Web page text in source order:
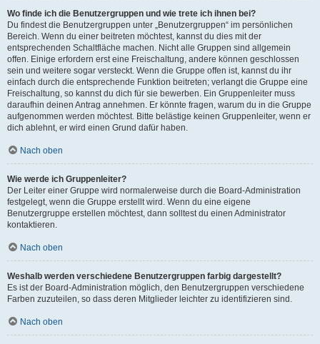
Wo finde ich die Benutzergruppen und wie trete ich ihnen bei?
Du findest die Benutzergruppen unter „Benutzergruppen“ im persönlichen
Bereich. Wenn du einer beitreten möchtest, kannst du dies mit der
entsprechenden Schaltfläche machen. Nicht alle Gruppen sind allgemein
offen. Einige erfordern erst eine Freischaltung, andere können geschlossen
sein und weitere sogar versteckt. Wenn die Gruppe offen ist, kannst du ihr
einfach durch die entsprechende Funktion beitreten; verlangt die Gruppe eine
Freischaltung, so kannst du dich für sie bewerben. Ein Gruppenleiter muss
daraufhin deinen Antrag annehmen. Er könnte fragen, warum du in die Gruppe
aufgenommen werden möchtest. Bitte belästige keinen Gruppenleiter, wenn er
dich ablehnt, er wird einen Grund dafür haben.
Nach oben
Wie werde ich Gruppenleiter?
Der Leiter einer Gruppe wird normalerweise durch die Board-Administration
festgelegt, wenn die Gruppe erstellt wird. Wenn du eine eigene
Benutzergruppe erstellen möchtest, dann solltest du einen Administrator
kontaktieren.
Nach oben
Weshalb werden verschiedene Benutzergruppen farbig dargestellt?
Es ist der Board-Administration möglich, den Benutzergruppen verschiedene
Farben zuzuteilen, so dass deren Mitglieder leichter zu identifizieren sind.
Nach oben